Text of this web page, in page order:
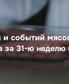
и событий
за 31-ю неделю